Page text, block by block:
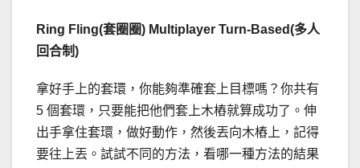
Ring Fling(套圈圈) Multiplayer Turn-Based(多人
回合制)
拿好手上的套環，你能夠準確套上目標嗎？你共有
5 個套環，只要能把他們套上木樁就算成功了。伸
出手拿住套環，做好動作，然後丟向木樁上，記得
要往上丟。試試不同的方法，看哪一種方法的結果